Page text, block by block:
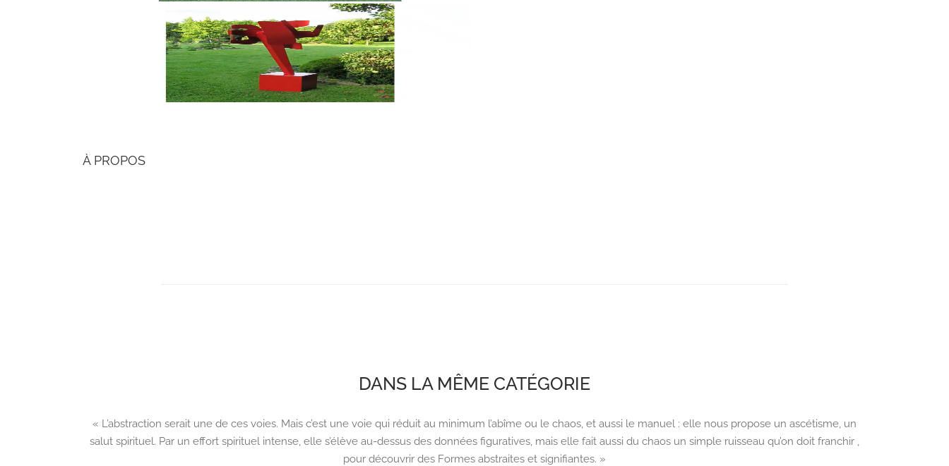
À PROPOS
DANS LA MÊME CATÉGORIE
« L’abstraction serait une de ces voies. Mais c’est une voie qui réduit au minimum l’abîme ou le chaos, et aussi le manuel : elle nous propose un ascétisme, un
salut spirituel. Par un effort spirituel intense, elle s’élève au-dessus des données figuratives, mais elle fait aussi du chaos un simple ruisseau qu’on doit franchir ,
pour découvrir des Formes abstraites et signifiantes. »